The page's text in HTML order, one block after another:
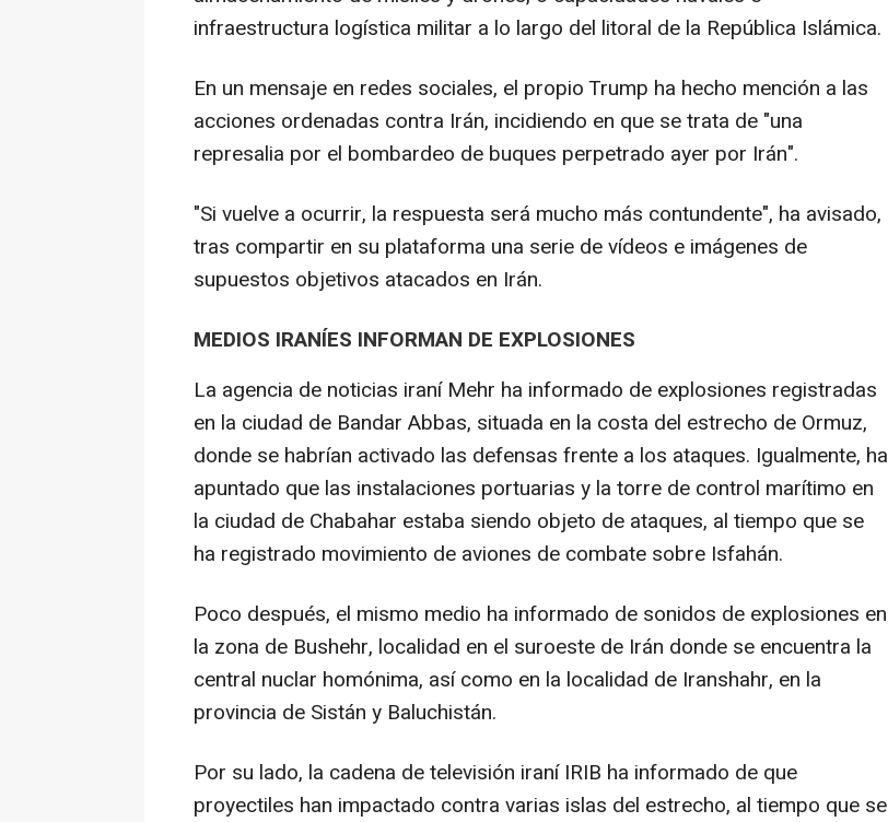
infraestructura logística militar a lo largo del litoral de la República Islámica.
En un mensaje en redes sociales, el propio Trump ha hecho mención a las
acciones ordenadas contra Irán, incidiendo en que se trata de "una
represalia por el bombardeo de buques perpetrado ayer por Irán".
"Si vuelve a ocurrir, la respuesta será mucho más contundente", ha avisado,
tras compartir en su plataforma una serie de vídeos e imágenes de
supuestos objetivos atacados en Irán.
MEDIOS IRANÍES INFORMAN DE EXPLOSIONES
La agencia de noticias iraní Mehr ha informado de explosiones registradas
en la ciudad de Bandar Abbas, situada en la costa del estrecho de Ormuz,
donde se habrían activado las defensas frente a los ataques. Igualmente, ha
apuntado que las instalaciones portuarias y la torre de control marítimo en
la ciudad de Chabahar estaba siendo objeto de ataques, al tiempo que se
ha registrado movimiento de aviones de combate sobre Isfahán.
Poco después, el mismo medio ha informado de sonidos de explosiones en
la zona de Bushehr, localidad en el suroeste de Irán donde se encuentra la
central nuclar homónima, así como en la localidad de Iranshahr, en la
provincia de Sistán y Baluchistán.
Por su lado, la cadena de televisión iraní IRIB ha informado de que
proyectiles han impactado contra varias islas del estrecho, al tiempo que se